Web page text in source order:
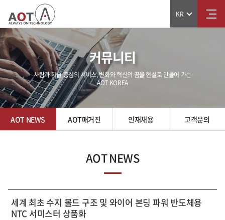
KR
커뮤니티
사람과 기술 중심의 서비스, 변화와 혁신의 꿈을 현실로 만들어 가는
AOT KOREA
AOT NEWS AOT매거진 인재채용 고객문의
AOT NEWS
세계 최초 수지 몰드 구조 및 와이어 본딩 파워 반도체용
NTC 서미스터 상품화